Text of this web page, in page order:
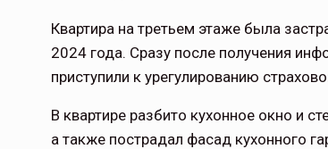
Квартира на третьем этаже была
2024 года. Сразу после получения
приступили к урегулированию
В квартире разбито кухонное окно и
а также пострадал фасад кухонного